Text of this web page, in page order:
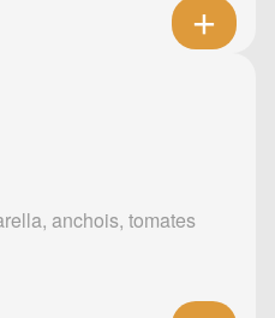
anchois, tomates